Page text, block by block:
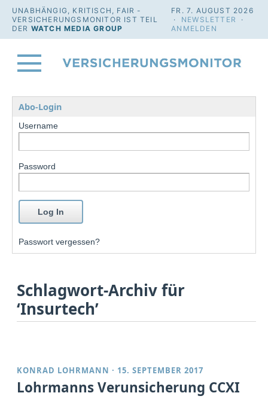
UNABHÄNGIG, KRITISCH, FAIR -
VERSICHERUNGSMONITOR IST TEIL
DER WATCH MEDIA GROUP
FR. 7. AUGUST 2026
· NEWSLETTER
·
ANMELDEN
Abo-Login
Username
Password
Passwort vergessen?
Schlagwort-Archiv für
‘Insurtech’
KONRAD LOHRMANN · 15. SEPTEMBER 2017
Lohrmanns Verunsicherung CCXI